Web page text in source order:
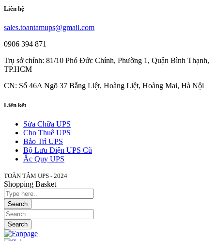
Liên hệ
sales.toantamups@gmail.com
0906 394 871
Trụ sở chính: 81/10 Phó Đức Chính, Phường 1, Quận Bình Thạnh,
TP.HCM
CN: Số 46A Ngõ 37 Bằng Liệt, Hoàng Liệt, Hoàng Mai, Hà Nội
Liên kết
Sửa Chữa UPS
Cho Thuê UPS
Bảo Trì UPS
Bộ Lưu Điện UPS Cũ
Ắc Quy UPS
TOÀN TÂM UPS - 2024
Shopping Basket